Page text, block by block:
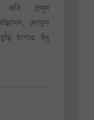
কবি প্রসূন
দোদুল
চাপাও বঁধূ